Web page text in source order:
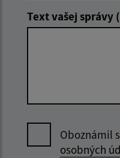
Text vašej správy
Oboznámil
osobných